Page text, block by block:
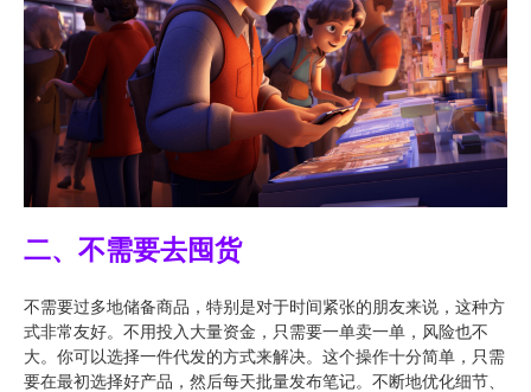
二、不需要去囤货
不需要过多地储备商品，特别是对于时间紧张的朋友来说，这种方
式非常友好。不用投入大量资金，只需要一单卖一单，风险也不
大。你可以选择一件代发的方式来解决。这个操作十分简单，只需
要在最初选择好产品，然后每天批量发布笔记。不断地优化细节、